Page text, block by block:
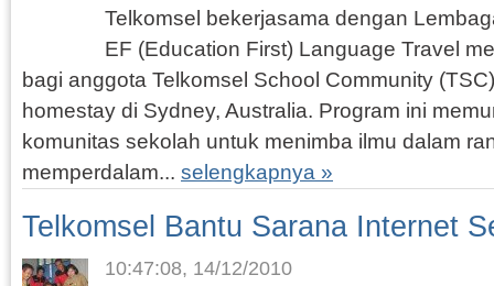
Telkomsel bekerjasama dengan
EF (Education First) Language Travel
bagi anggota Telkomsel School Community
homestay di Sydney, Australia. Program ini
komunitas sekolah untuk menimba ilmu dalam
memperdalam... selengkapnya »
Telkomsel Bantu Sarana Internet
10:47:08, 14/12/2010